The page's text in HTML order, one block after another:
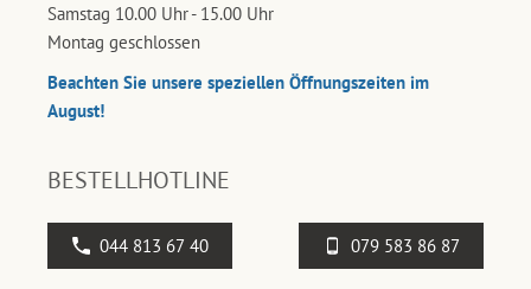
Samstag 10.00 Uhr - 15.00 Uhr
Montag geschlossen
Beachten Sie unsere speziellen Öffnungszeiten im
August!
BESTELLHOTLINE
044 813 67 40 079 583 86 87